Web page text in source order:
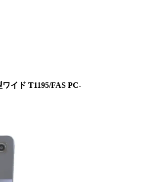
イド T1195/FAS PC-